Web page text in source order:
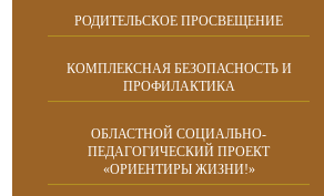
РОДИТЕЛЬСКОЕ ПРОСВЕЩЕНИЕ
КОМПЛЕКСНАЯ БЕЗОПАСНОСТЬ И
ПРОФИЛАКТИКА
ОБЛАСТНОЙ СОЦИАЛЬНО-
ПЕДАГОГИЧЕСКИЙ ПРОЕКТ
«ОРИЕНТИРЫ ЖИЗНИ!»